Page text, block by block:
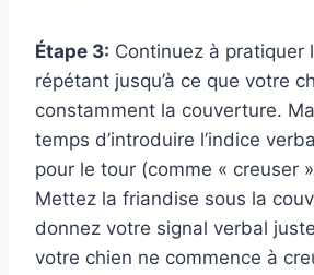
Étape 3: Continuez à pratiquer
répétant jusqu’à ce que votre
constamment la couverture.
temps d’introduire l’indice
pour le tour (comme « creuser
Mettez la friandise sous la
donnez votre signal verbal
votre chien ne commence à